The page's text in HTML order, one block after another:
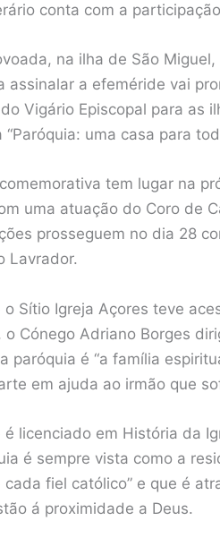
conta com a
na ilha de São
assinalar a efeméride vai
Vigário Episcopal para as
uma casa para
tem lugar na
uma atuação do Coro de
prosseguem no dia 28
Lavrador.
o Sítio Igreja Açores teve
Cónego Adriano Borges
paróquia é “a família
em ajuda ao irmão que
é licenciado em História da
é sempre vista como a
fiel católico” e que é
á proximidade a Deus.